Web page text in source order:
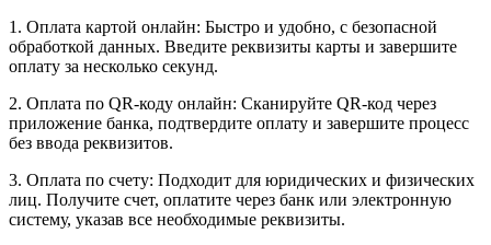
1. Оплата картой онлайн: Быстро и удобно, с безопасной
обработкой данных. Введите реквизиты карты и завершите
оплату за несколько секунд.
2. Оплата по QR-коду онлайн: Сканируйте QR-код через
приложение банка, подтвердите оплату и завершите процесс
без ввода реквизитов.
3. Оплата по счету: Подходит для юридических и физических
лиц. Получите счет, оплатите через банк или электронную
систему, указав все необходимые реквизиты.